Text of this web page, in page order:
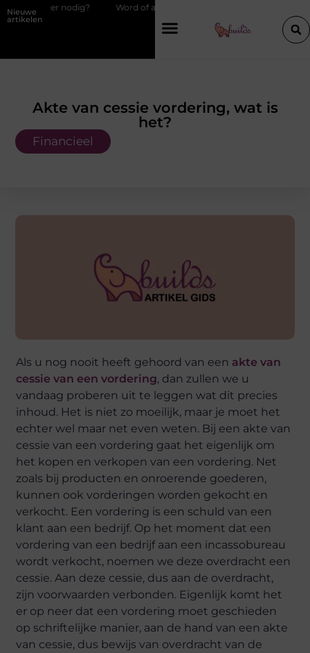
Nieuwe
artikelen
Word of advice on Belgian chef training and education
Akte van cessie vordering, wat is
het?
Financieel
Als u nog nooit heeft gehoord van een akte van
cessie van een vordering, dan zullen we u
vandaag proberen uit te leggen wat dit precies
inhoud. Het is niet zo moeilijk, maar je moet het
echter wel maar net even weten. Bij een akte van
cessie van een vordering gaat het eigenlijk om
het kopen en verkopen van een vordering. Net
zoals bij producten en onroerende goederen,
kunnen ook vorderingen worden gekocht en
verkocht. Een vordering is een schuld van een
klant aan een bedrijf. Op het moment dat een
vordering van een bedrijf aan een incassobureau
wordt verkocht, noemen we deze overdracht een
cessie. Aan deze cessie, dus aan de overdracht,
zijn voorwaarden verbonden. Eigenlijk komt het
er op neer dat een vordering moet geschieden
op schriftelijke manier, aan de hand van een akte
van cessie, dus bewijs van overdracht van de